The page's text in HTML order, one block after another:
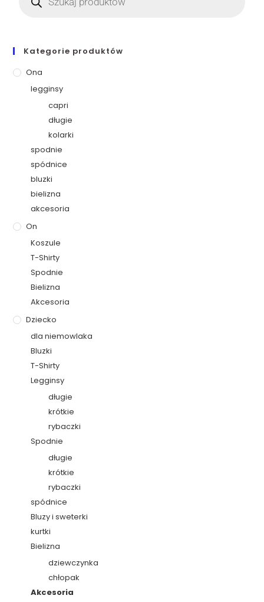
Kategorie produktów
Ona
legginsy
capri
długie
kolarki
spodnie
spódnice
bluzki
bielizna
akcesoria
On
Koszule
T-Shirty
Spodnie
Bielizna
Akcesoria
Dziecko
dla niemowlaka
Bluzki
T-Shirty
Legginsy
długie
krótkie
rybaczki
Spodnie
długie
krótkie
rybaczki
spódnice
Bluzy i sweterki
kurtki
Bielizna
dziewczynka
chłopak
Akcesoria